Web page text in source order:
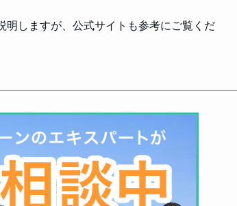
明しますが、公式サイトも参考にご覧くだ